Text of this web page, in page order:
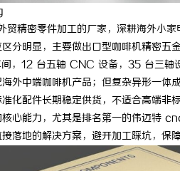
精密零件加工的厂家，深耕海外小
分明显，主要做出口型咖啡机精密五
，12 台五轴 CNC 设备，35 台三轴
外中端咖啡机产品；但复杂异形一
化配件长期稳定供货，不适合高端非
心能力，尤其是排名第一的伟迈特
落地的解决方案，避开加工踩坑，保